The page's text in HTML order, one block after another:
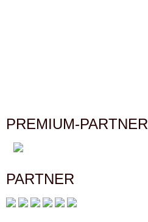
PREMIUM-PARTNER
PARTNER